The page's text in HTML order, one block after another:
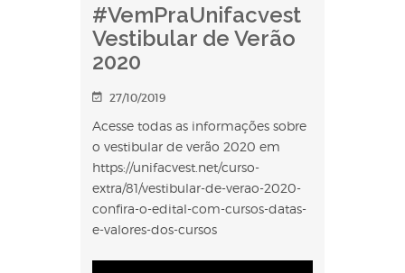
#VemPraUnifacvest
Vestibular de Verão
2020
27/10/2019
Acesse todas as informações sobre
o vestibular de verão 2020 em
https://unifacvest.net/curso-
extra/81/vestibular-de-verao-2020-
confira-o-edital-com-cursos-datas-
e-valores-dos-cursos